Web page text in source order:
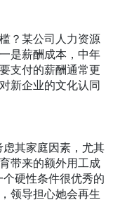
？某公司人力资源
是薪酬成本，中年
支付的薪酬通常更
新企业的文化认同
其家庭因素，尤其
带来的额外用工成
硬性条件很优秀的
领导担心她会再生